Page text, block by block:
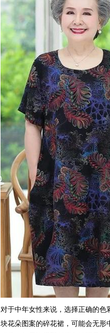
对于中年女性来说，选择正确的
块花朵图案的碎花裙，可能会无